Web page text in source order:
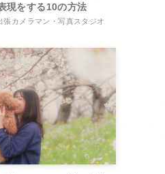
現をする10の方法
張カメラマン・写真スタジオ